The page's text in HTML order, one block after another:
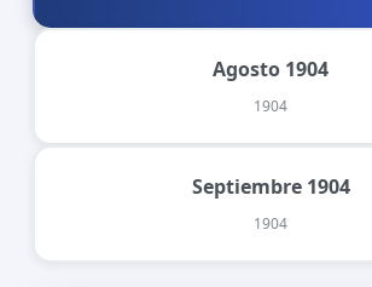
Agosto 1904
1904
Septiembre 1904
1904